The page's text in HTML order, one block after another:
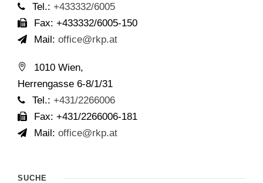
Tel.: +433332/6005
Fax: +433332/6005-150
Mail: office@rkp.at
1010 Wien,
Herrengasse 6-8/1/31
Tel.: +431/2266006
Fax: +431/2266006-181
Mail: office@rkp.at
SUCHE